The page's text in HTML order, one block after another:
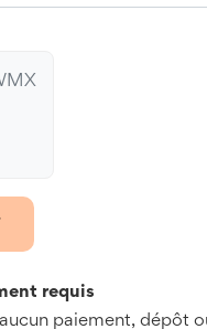
requis
paiement, dépôt